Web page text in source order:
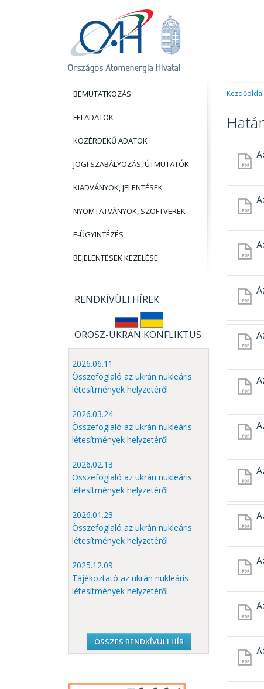
BEMUTATKOZÁS
FELADATOK
KÖZÉRDEKŰ ADATOK
JOGI SZABÁLYOZÁS, ÚTMUTATÓK
KIADVÁNYOK, JELENTÉSEK
NYOMTATVÁNYOK, SZOFTVEREK
E-ÜGYINTÉZÉS
BEJELENTÉSEK KEZELÉSE
RENDKÍVÜLI HÍREK
OROSZ-UKRÁN KONFLIKTUS
2026.06.11
Összefoglaló az ukrán nukleáris
létesítmények helyzetéről
2026.03.24
Összefoglaló az ukrán nukleáris
létesítmények helyzetéről
2026.02.13
Összefoglaló az ukrán nukleáris
létesítmények helyzetéről
2026.01.23
Összefoglaló az ukrán nukleáris
létesítmények helyzetéről
2025.12.09
Tájékoztató az ukrán nukleáris
létesítmények helyzetéről
ÖSSZES RENDKÍVÜLI HÍR
Kezdőoldal